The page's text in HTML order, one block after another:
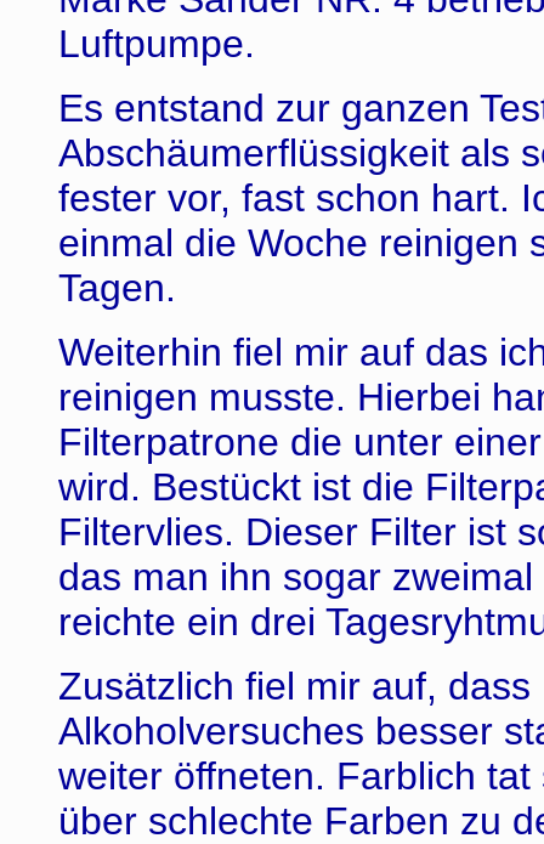
Luftpumpe.
Es entstand zur ganzen
Abschäumerflüssigkeit als
fester vor, fast schon hart.
einmal die Woche reinigen
Tagen.
Weiterhin fiel mir auf das
reinigen musste. Hierbei
Filterpatrone die unter
wird. Bestückt ist die
Filtervlies. Dieser Filter ist
das man ihn sogar
reichte ein drei
Zusätzlich fiel mir auf,
Alkoholversuches besser
weiter öffneten. Farblich
über schlechte Farben zu